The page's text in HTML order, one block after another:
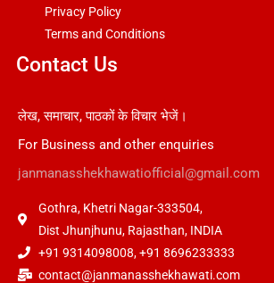
Privacy Policy
Terms and Conditions
Contact Us
लेख, समाचार, पाठकों के विचार भेजें।
For Business and other enquiries
janmanasshekhawatiofficial@gmail.com
Gothra, Khetri Nagar-333504,
Dist Jhunjhunu, Rajasthan, INDIA
+91 9314098008, +91 8696233333
contact@janmanasshekhawati.com